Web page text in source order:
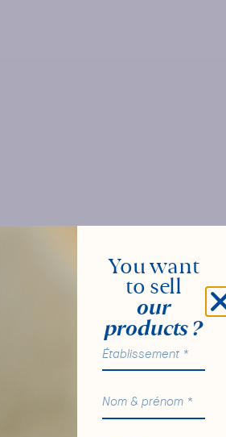
You want
to sell
our
products ?